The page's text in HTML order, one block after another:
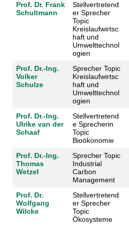
Prof. Dr. Frank
Schultmann
Stellvertretend
er Sprecher
Topic
Kreislaufwirtsc
haft und
Umwelttechnol
ogien
Prof. Dr.-Ing.
Volker
Schulze
Sprecher Topic
Kreislaufwirtsc
haft und
Umwelttechnol
ogien
Prof. Dr.-Ing.
Ulrike van der
Schaaf
Stellvertretend
e Sprecherin
Topic
Bioökonomie
Prof. Dr.-Ing.
Thomas
Wetzel
Sprecher Topic
Industrial
Carbon
Management
Prof. Dr.
Wolfgang
Wilcke
Stellvertretend
er Sprecher
Topic
Ökosysteme